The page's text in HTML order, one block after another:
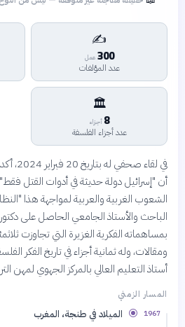
✍️
300 عمل
عدد المؤلفات
🏛️
8 أجزاء
عدد أجزاء الفلسفة
في لقاء
أن "إسرائيل دولة حديثة في أدوات القتل فقط"،
الشعوب الغربية والعربية لمواجهة هذا
الباحث والأستاذ الجامعي الحاصل على
بمساهماته الفكرية الغزيرة التي تجاوزت
ومقالات، وله ثمانية أجزاء في تاريخ الفكر
أستاذ التعليم العالي بالمركز الجهوي لمهن
المسار الزمني
1967 الميلاد في طنجة، المغرب